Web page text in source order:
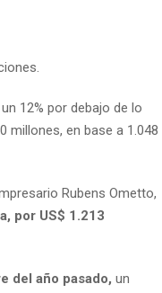
12% por debajo de lo
millones, en base a 1.048
Rubens Ometto,
por US$ 1.213
del año pasado, un